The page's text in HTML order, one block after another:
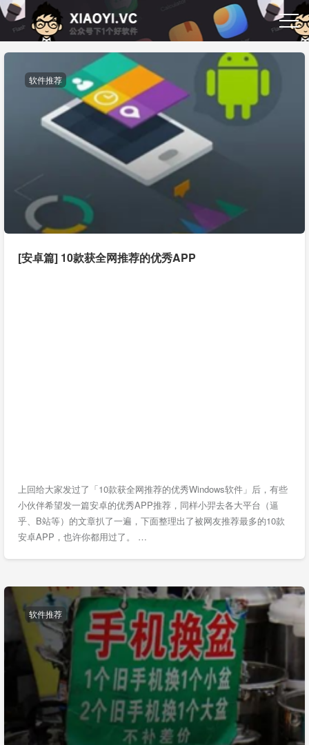
软件推荐
[安卓篇] 10款获全网推荐的优秀APP
上回给大家发过了「10款获全网推荐的优秀Windows软件」后，有些
小伙伴希望发一篇安卓的优秀APP推荐，同样小羿去各大平台（逼
乎、B站等）的文章扒了一遍，下面整理出了被网友推荐最多的10款
安卓APP，也许你都用过了。 …
软件推荐